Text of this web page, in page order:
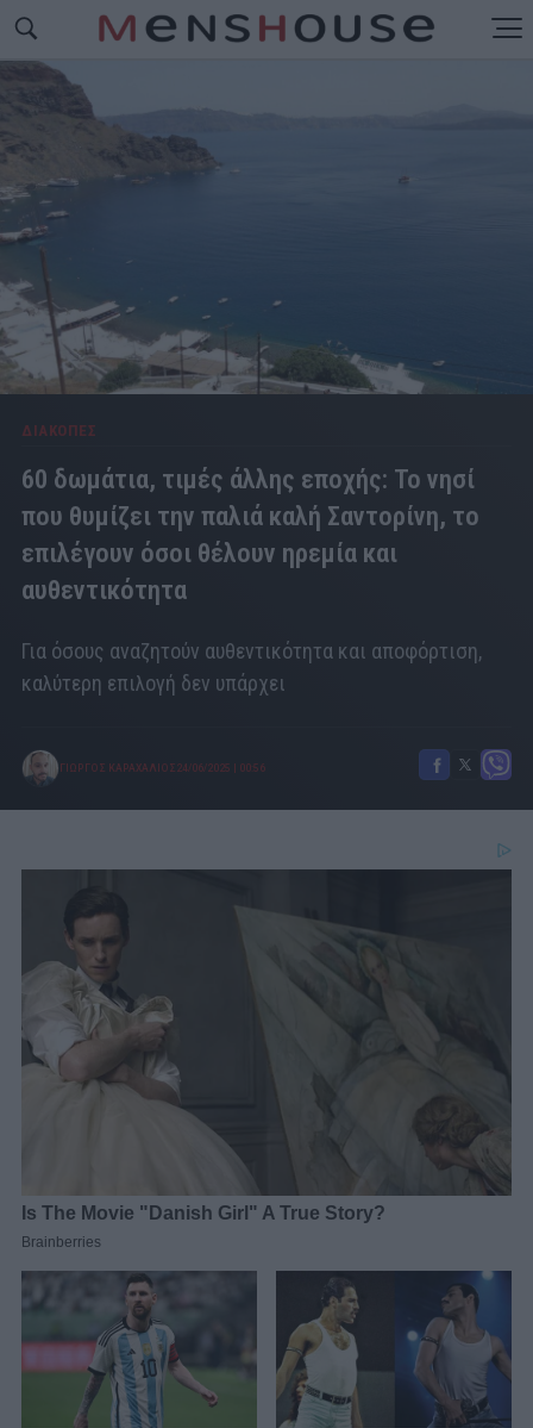
ΔΙΑΚΟΠΕΣ
60 δωμάτια, τιμές άλλης εποχής: Το νησί
που θυμίζει την παλιά καλή Σαντορίνη, το
επιλέγουν όσοι θέλουν ηρεμία και
αυθεντικότητα
Για όσους αναζητούν αυθεντικότητα και αποφόρτιση,
καλύτερη επιλογή δεν υπάρχει
ΓΙΩΡΓΟΣ ΚΑΡΑΧΑΛΙΟΣ 24/06/2025 00:56